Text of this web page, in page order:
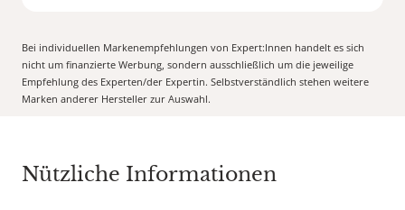
Bei individuellen Markenempfehlungen von Expert:Innen handelt es sich
nicht um finanzierte Werbung, sondern ausschließlich um die jeweilige
Empfehlung des Experten/der Expertin. Selbstverständlich stehen weitere
Marken anderer Hersteller zur Auswahl.
Nützliche Informationen